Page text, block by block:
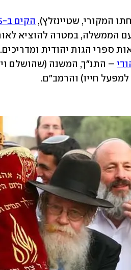
המקורי, שטיינזלץ),
ספרי הגות יהודית ומדריכים.
חייו) והרמב"ם.